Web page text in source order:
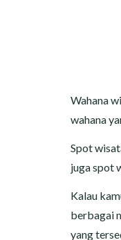
Wahana
wahana
Spot
juga spot
Kalau
berbagai
yang